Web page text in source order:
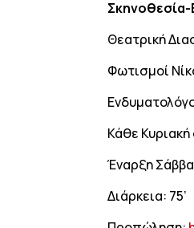
Σκηνοθεσία-
Θεατρική
Φωτισμοί
Κάθε Κυριακή
Έναρξη
Διάρκεια: 75’